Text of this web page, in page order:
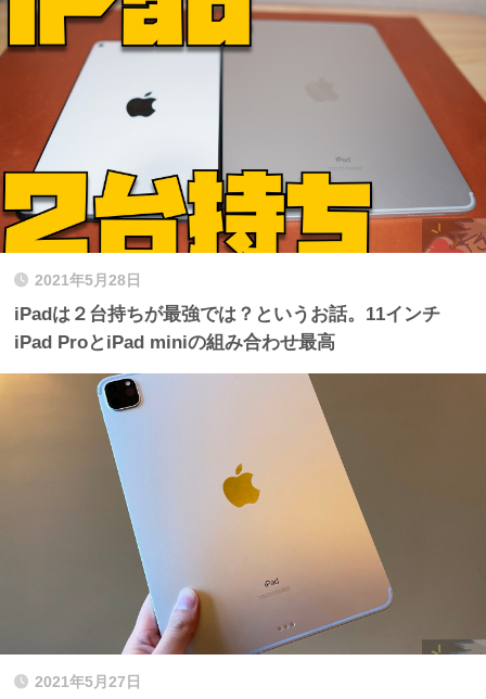
2021年5月28日
iPadは２台持ちが最強では？というお話。11インチ
iPad ProとiPad miniの組み合わせ最高
2021年5月27日